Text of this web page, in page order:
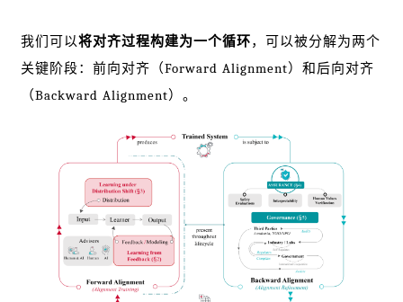
我们可以将对齐过程构建为一个循环，可以被分解为两个
关键阶段：前向对齐（Forward Alignment）和后向对齐
（Backward Alignment）。